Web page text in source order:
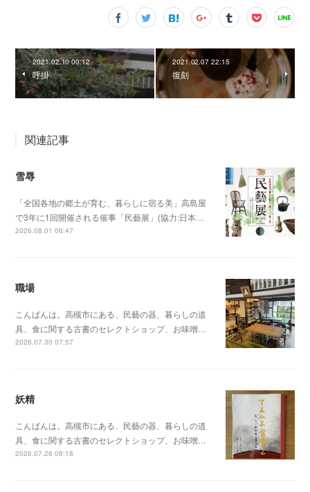
2021.02.10 00:12
呼掛
2021.02.07 22:15
復刻
関連記事
雪辱
「全国各地の郷土が育む、暮らしに宿る美」高島屋
で3年に1回開催される催事「民藝展」(協力:日本…
2026.08.01 06:47
職場
こんばんは。高槻市にある、民藝の器、暮らしの道
具、食に関する古書のセレクトショップ、お味噌…
2026.07.30 07:57
妖精
こんばんは。高槻市にある、民藝の器、暮らしの道
具、食に関する古書のセレクトショップ、お味噌…
2026.07.26 08:18